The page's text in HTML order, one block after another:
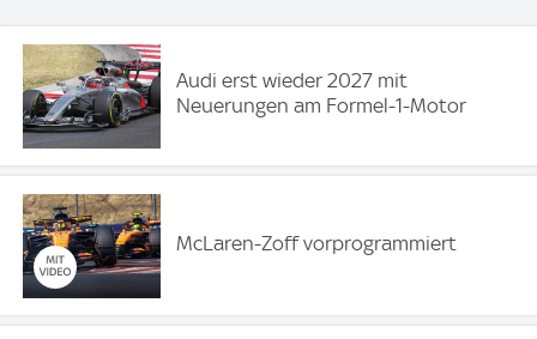
Audi erst wieder 2027 mit
Neuerungen am Formel-1-Motor
McLaren-Zoff vorprogrammiert